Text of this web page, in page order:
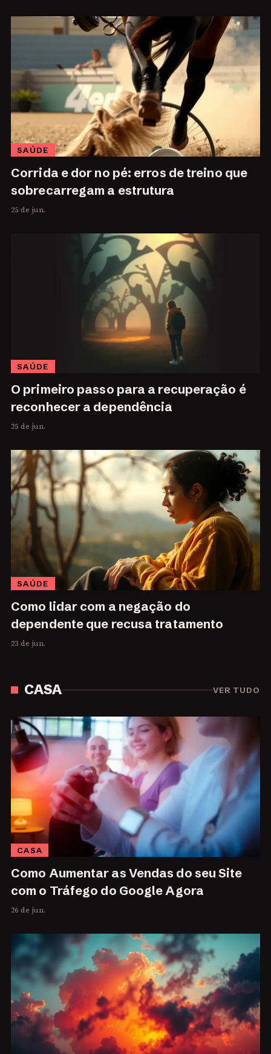
SAÚDE
Corrida e dor no pé: erros de treino que
sobrecarregam a estrutura
25 de jun.
SAÚDE
O primeiro passo para a recuperação é
reconhecer a dependência
25 de jun.
SAÚDE
Como lidar com a negação do
dependente que recusa tratamento
23 de jun.
CASA VER TUDO
CASA
Como Aumentar as Vendas do seu Site
com o Tráfego do Google Agora
26 de jun.